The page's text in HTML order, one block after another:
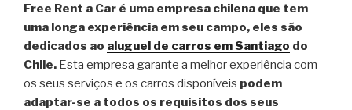
Free Rent a Car é uma empresa chilena que tem
uma longa experiência em seu campo, eles são
dedicados ao aluguel de carros em Santiago do
Chile. Esta empresa garante a melhor experiência com
os seus serviços e os carros disponíveis podem
adaptar-se a todos os requisitos dos seus